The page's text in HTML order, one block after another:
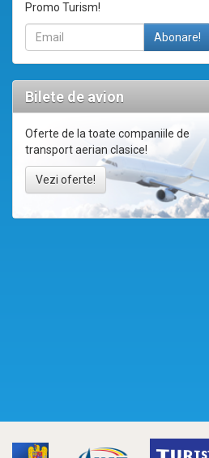
Promo Turism!
Bilete de avion
Oferte de la toate companiile de
transport aerian clasice!
Vezi oferte!